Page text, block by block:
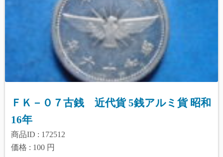
ＦＫ－０７古銭 近代貨 5銭アルミ貨 昭和
16年
商品ID : 172512
価格 : 100 円